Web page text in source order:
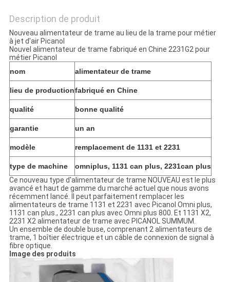
PRIVACY
POLICY
Description de produit
Nouveau alimentateur de trame au lieu de la trame pour métier
à jet d'air Picanol
Nouvel alimentateur de trame fabriqué en Chine 2231G2 pour
métier Picanol
nom
alimentateur de trame
lieu de productionfabriqué en Chine
qualité bonne qualité
garantie un an
modèle remplacement de 1131 et 2231
type de machine
omniplus, 1131 can plus, 2231can plus
Ce nouveau type d'alimentateur de trame NOUVEAU est le plus
avancé et haut de gamme du marché actuel que nous avons
récemment lancé. Il peut parfaitement remplacer les
alimentateurs de trame 1131 et 2231 avec Picanol Omni plus,
1131 can plus., 2231 can plus avec Omni plus 800. Et 1131 X2,
2231 X2 alimentateur de trame avec PICANOL SUMMUM.
Un ensemble de double buse, comprenant 2 alimentateurs de
trame, 1 boîtier électrique et un câble de connexion de signal à
fibre optique.
Image des produits